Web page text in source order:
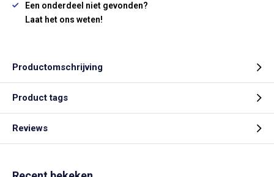
Een onderdeel niet gevonden?
Laat het ons weten!
Productomschrijving
Product tags
Reviews